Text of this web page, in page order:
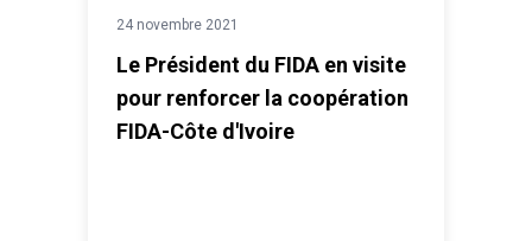
24 novembre 2021
Le Président du FIDA en visite
pour renforcer la coopération
FIDA-Côte d'Ivoire